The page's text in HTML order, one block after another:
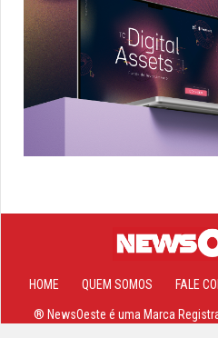
HOME QUEM SOMOS FALE
® NewsOeste é uma Marca